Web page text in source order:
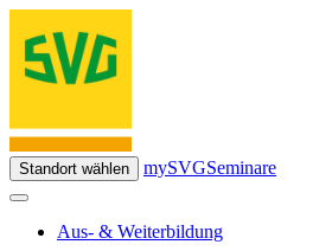
Standort wählen mySVGSeminare
Aus- & Weiterbildung